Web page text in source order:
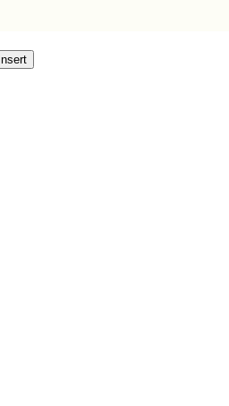
Insert